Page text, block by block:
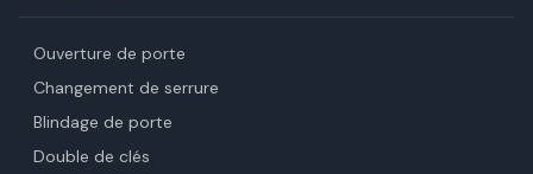
Ouverture de porte
Changement de serrure
Blindage de porte
Double de clés